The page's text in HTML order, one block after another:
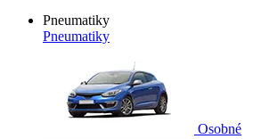
Pneumatiky
Pneumatiky
Osobné